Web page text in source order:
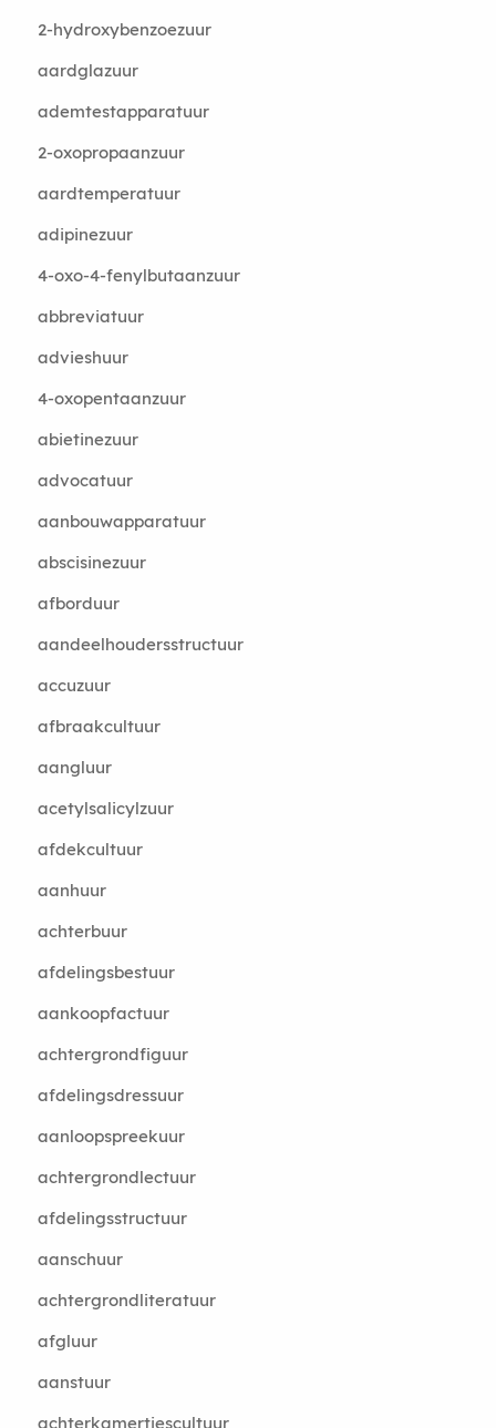
2-hydroxybenzoezuur
aardglazuur
ademtestapparatuur
2-oxopropaanzuur
aardtemperatuur
adipinezuur
4-oxo-4-fenylbutaanzuur
abbreviatuur
advieshuur
4-oxopentaanzuur
abietinezuur
advocatuur
aanbouwapparatuur
abscisinezuur
afborduur
aandeelhoudersstructuur
accuzuur
afbraakcultuur
aangluur
acetylsalicylzuur
afdekcultuur
aanhuur
achterbuur
afdelingsbestuur
aankoopfactuur
achtergrondfiguur
afdelingsdressuur
aanloopspreekuur
achtergrondlectuur
afdelingsstructuur
aanschuur
achtergrondliteratuur
afgluur
aanstuur
achterkamertjescultuur